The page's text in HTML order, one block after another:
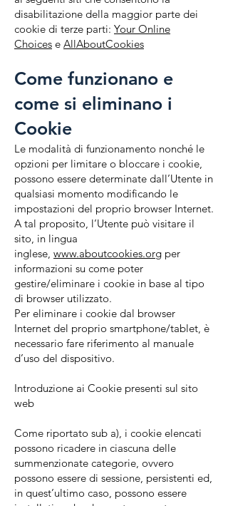
disabilitazione della maggior parte dei
cookie di terze parti: Your Online
Choices e AllAboutCookies
Come funzionano e
come si eliminano i
Cookie​
Le modalità di funzionamento nonché le
opzioni per limitare o bloccare i cookie,
possono essere determinate dall’Utente in
qualsiasi momento modificando le
impostazioni del proprio browser Internet.
A tal proposito, l’Utente può visitare il
sito, in lingua
inglese, www.aboutcookies.org per
informazioni su come poter
gestire/eliminare i cookie in base al tipo
di browser utilizzato.
Per eliminare i cookie dal browser
Internet del proprio smartphone/tablet, è
necessario fare riferimento al manuale
d’uso del dispositivo.
Introduzione ai Cookie presenti sul sito
web​
Come riportato sub a), i cookie elencati
possono ricadere in ciascuna delle
summenzionate categorie, ovvero
possono essere di sessione, persistenti ed,
in quest’ultimo caso, possono essere